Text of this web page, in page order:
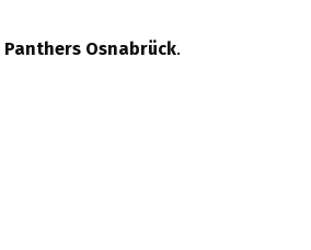
Panthers Osnabrück.